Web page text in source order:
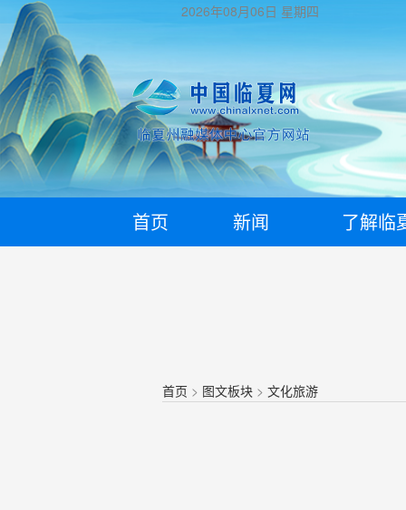
2026年08月06日 星期四
首页 新闻 了解临
首页 > 图文板块 >文化旅游